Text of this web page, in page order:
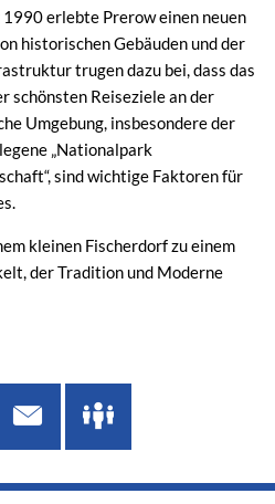
erlebte Prerow einen neuen
historischen Gebäuden und der
trugen dazu bei, dass das
schönsten Reiseziele an der
Umgebung, insbesondere der
„Nationalpark
sind wichtige Faktoren für
kleinen Fischerdorf zu einem
der Tradition und Moderne